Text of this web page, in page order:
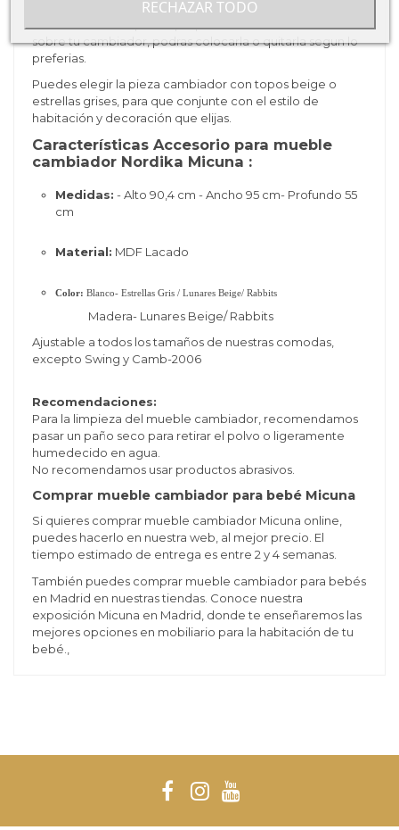
fabricado con pinturas al agua, barnices y acabado
sobre tu cambiador, podras colocarla o quitarla segun lo
preferias.
Puedes elegir la pieza cambiador con topos beige o
estrellas grises, para que conjunte con el estilo de
habitación y decoración que elijas.
Características Accesorio para mueble
cambiador Nordika Micuna :
Medidas: - Alto 90,4 cm - Ancho 95 cm- Profundo 55
cm
Material: MDF Lacado
Color: Blanco- Estrellas Gris / Lunares Beige/ Rabbits
Madera- Lunares Beige/ Rabbits
Ajustable a todos los tamaños de nuestras comodas,
excepto Swing y Camb-2006
Recomendaciones:
Para la limpieza del mueble cambiador, recomendamos
pasar un paño seco para retirar el polvo o ligeramente
humedecido en agua.
No recomendamos usar productos abrasivos.
Comprar mueble cambiador para bebé Micuna
Si quieres comprar mueble cambiador Micuna online,
puedes hacerlo en nuestra web, al mejor precio. El
tiempo estimado de entrega es entre 2 y 4 semanas.
También puedes comprar mueble cambiador para bebés
en Madrid en nuestras tiendas. Conoce nuestra
exposición Micuna en Madrid, donde te enseñaremos las
mejores opciones en mobiliario para la habitación de tu
bebé.,
RECHAZAR TODO